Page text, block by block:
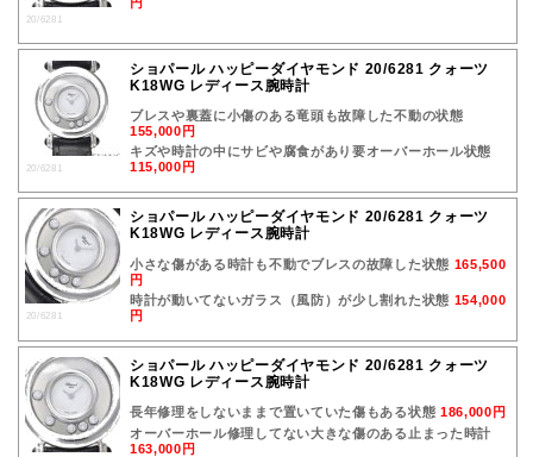
20/6281
20/6281
ショパール ハッピーダイヤモンド 20/6281 クォーツ
K18WG レディース腕時計
ブレスや裏蓋に小傷のある竜頭も故障した不動の状態
155,000円
キズや時計の中にサビや腐食があり要オーバーホール状態
115,000円
20/6281
ショパール ハッピーダイヤモンド 20/6281 クォーツ
K18WG レディース腕時計
小さな傷がある時計も不動でブレスの故障した状態 165,500
円
時計が動いてないガラス（風防）が少し割れた状態 154,000
円
ショパール ハッピーダイヤモンド 20/6281 クォーツ
K18WG レディース腕時計
長年修理をしないままで置いていた傷もある状態 186,000円
オーバーホール修理してない大きな傷のある止まった時計
163,000円